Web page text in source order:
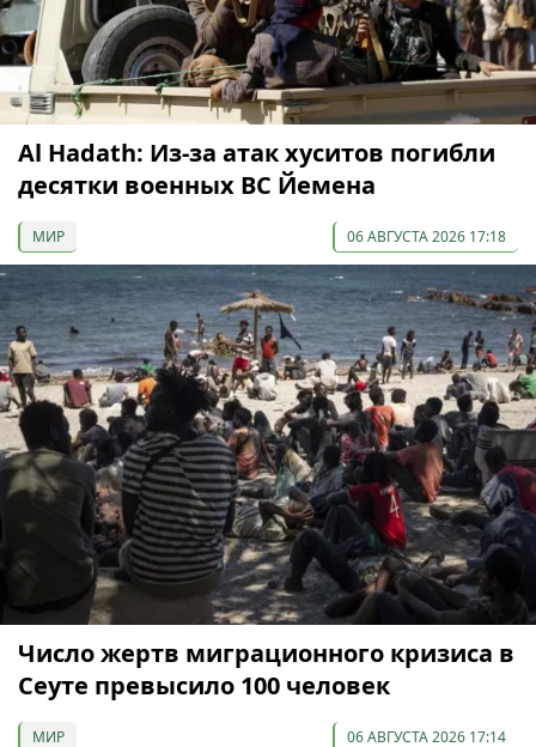
Al Hadath: Из-за атак хуситов погибли
десятки военных ВС Йемена
МИР 06 АВГУСТА 2026 17:18
Число жертв миграционного кризиса в
Сеуте превысило 100 человек
МИР 06 АВГУСТА 2026 17:14